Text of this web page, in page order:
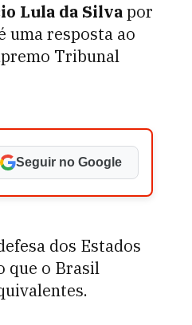
Lula da Silvapor
uma resposta ao
Tribunal
Seguir no Google
dos Estados
que o Brasil